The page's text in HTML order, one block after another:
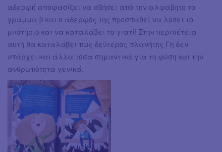
αδερφή αποφασίζει να σβήσει από την αλφάβητο το
γράμμα β και ο αδερφός της προσπαθεί να λύσει το
μυστήριο και να καταλάβει το γιατί! Στην περιπέτεια
αυτή θα καταλάβει πως δεύτερος πλανήτης Γη δεν
υπάρχει και άλλα τόσα σημαντικά για τη φύση και την
ανθρωπότητα γενικά.